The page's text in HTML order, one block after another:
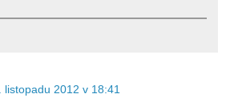
listopadu 2012 v 18:41